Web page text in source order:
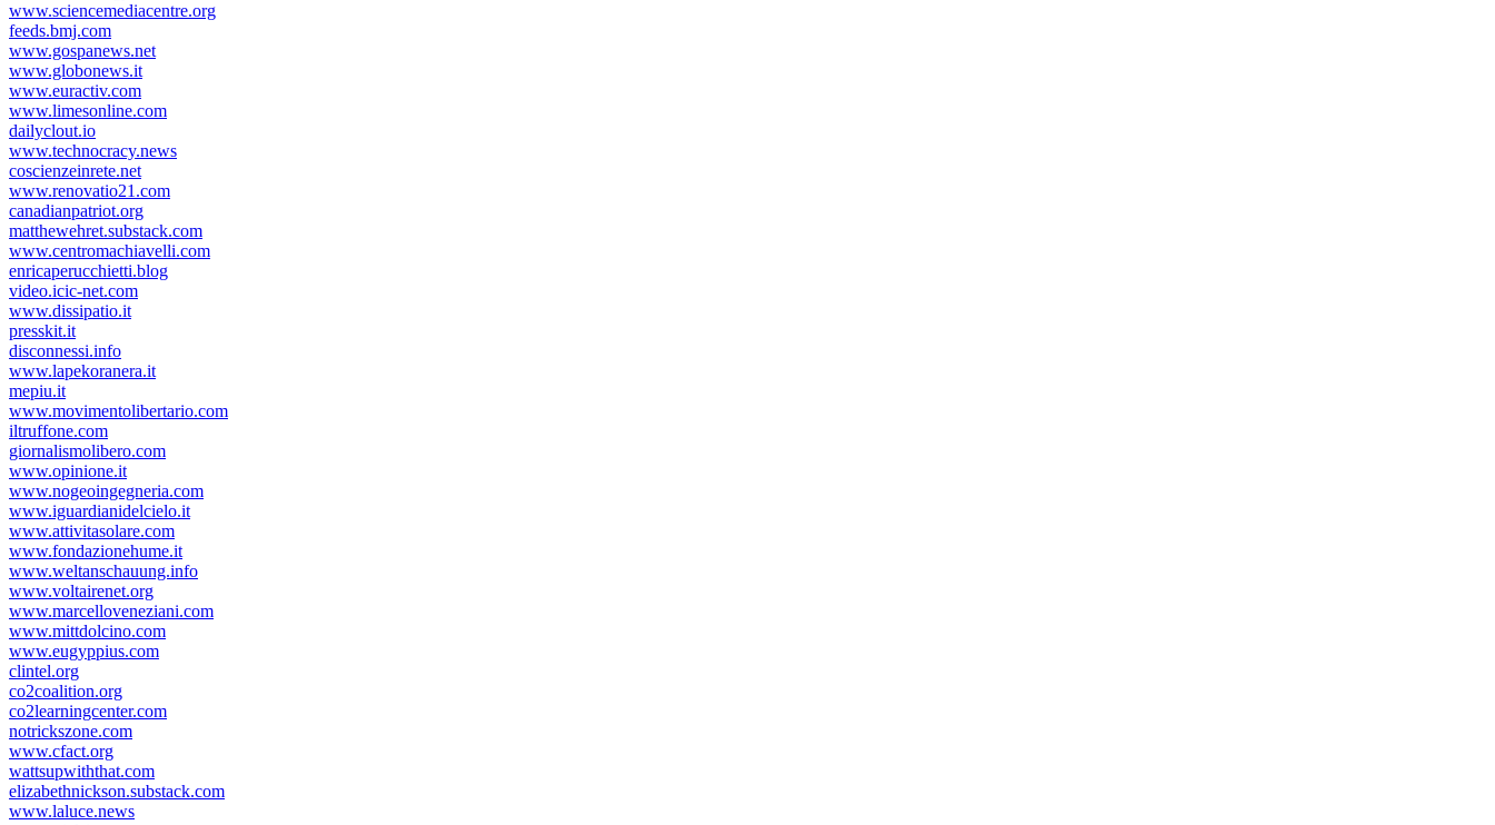
www.sciencemediacentre.org
feeds.bmj.com
www.gospanews.net
www.globonews.it
www.euractiv.com
www.limesonline.com
dailyclout.io
www.technocracy.news
coscienzeinrete.net
www.renovatio21.com
canadianpatriot.org
matthewehret.substack.com
www.centromachiavelli.com
enricaperucchietti.blog
video.icic-net.com
www.dissipatio.it
presskit.it
disconnessi.info
www.lapekoranera.it
mepiu.it
www.movimentolibertario.com
iltruffone.com
giornalismolibero.com
www.opinione.it
www.nogeoingegneria.com
www.iguardianidelcielo.it
www.attivitasolare.com
www.fondazionehume.it
www.weltanschauung.info
www.voltairenet.org
www.marcelloveneziani.com
www.mittdolcino.com
www.eugyppius.com
clintel.org
co2coalition.org
co2learningcenter.com
notrickszone.com
www.cfact.org
wattsupwiththat.com
elizabethnickson.substack.com
www.laluce.news